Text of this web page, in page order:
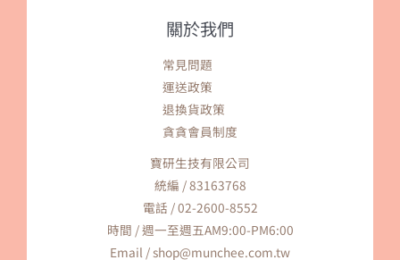
關於我們
常見問題
運送政策
退換貨政策
貪貪會員制度
寶研生技有限公司
統編 / 83163768
電話 / 02-2600-8552
時間 / 週一至週五AM9:00-PM6:00
Email / shop@munchee.com.tw